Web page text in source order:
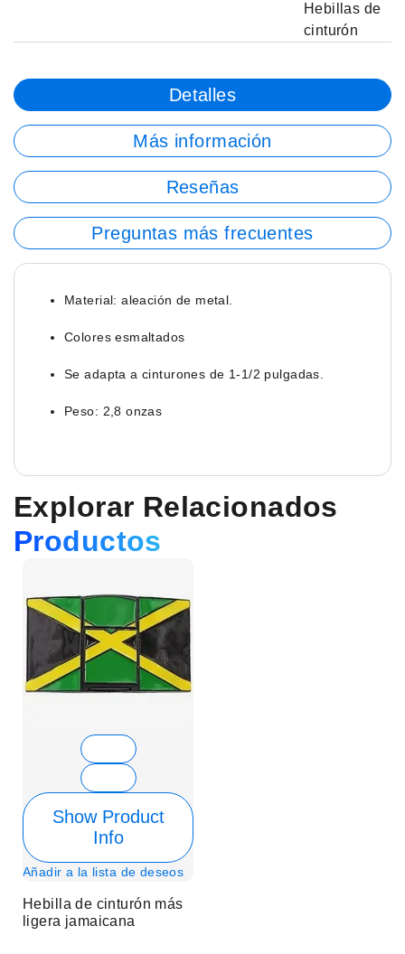
Hebillas de
cinturón
Detalles
Más información
Reseñas
Preguntas más frecuentes
Material: aleación de metal.
Colores esmaltados
Se adapta a cinturones de 1-1/2 pulgadas.
Peso: 2,8 onzas
Explorar Relacionados
Productos
Show Product
Info
Añadir a la lista de deseos
Hebilla de cinturón más
ligera jamaicana